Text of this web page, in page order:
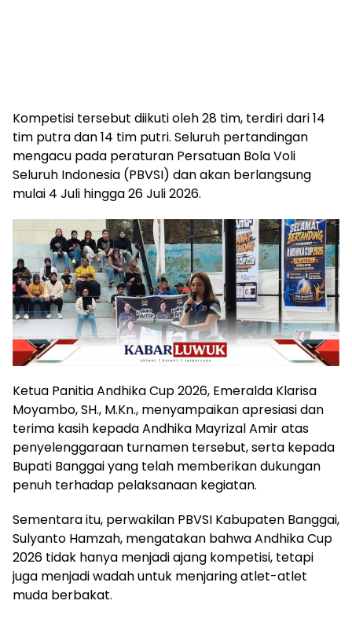
Kompetisi tersebut diikuti oleh 28 tim, terdiri dari 14
tim putra dan 14 tim putri. Seluruh pertandingan
mengacu pada peraturan Persatuan Bola Voli
Seluruh Indonesia (PBVSI) dan akan berlangsung
mulai 4 Juli hingga 26 Juli 2026.
Ketua Panitia Andhika Cup 2026, Emeralda Klarisa
Moyambo, SH., M.Kn., menyampaikan apresiasi dan
terima kasih kepada Andhika Mayrizal Amir atas
penyelenggaraan turnamen tersebut, serta kepada
Bupati Banggai yang telah memberikan dukungan
penuh terhadap pelaksanaan kegiatan.
Sementara itu, perwakilan PBVSI Kabupaten Banggai,
Sulyanto Hamzah, mengatakan bahwa Andhika Cup
2026 tidak hanya menjadi ajang kompetisi, tetapi
juga menjadi wadah untuk menjaring atlet-atlet
muda berbakat.